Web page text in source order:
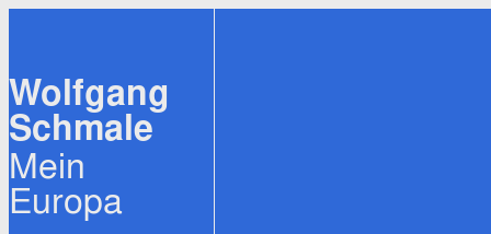
springen
Wolfgang
Schmale
Mein
Europa